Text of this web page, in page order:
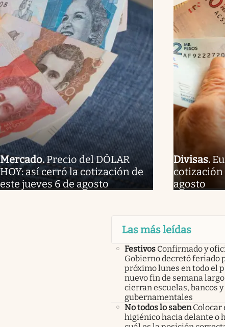
Mercado.Precio del DÓLAR
HOY: así cerró la cotización de
este jueves 6 de agosto
Divisas.
cotización
agosto
Las más leídas
Festivos Confirmado y
Gobierno decretó feriado
próximo lunes en todo el
nuevo fin de semana largo
cierran escuelas, bancos
gubernamentales
No todos lo saben Colocar
higiénico hacia delante o